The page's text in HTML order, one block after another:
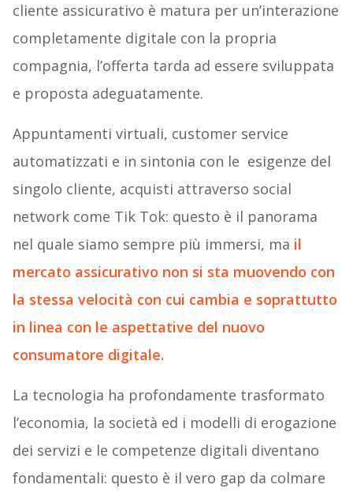
cliente assicurativo è matura per un’interazione
completamente digitale con la propria
compagnia, l’offerta tarda ad essere sviluppata
e proposta adeguatamente.
Appuntamenti virtuali, customer service
automatizzati e in sintonia con le esigenze del
singolo cliente, acquisti attraverso social
network come Tik Tok: questo è il panorama
nel quale siamo sempre più immersi, ma il
mercato assicurativo non si sta muovendo con
la stessa velocità con cui cambia e soprattutto
in linea con le aspettative del nuovo
consumatore digitale.
La tecnologia ha profondamente trasformato
l’economia, la società ed i modelli di erogazione
dei servizi e le competenze digitali diventano
fondamentali: questo è il vero gap da colmare